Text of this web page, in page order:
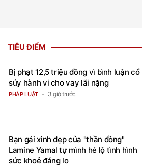
TIÊU ĐIỂM
Bị phạt 12,5 triệu đồng vì bình luận cổ
súy hành vi cho vay lãi nặng
PHÁP LUẬT 3 giờ trước
Bạn gái xinh đẹp của "thần đồng"
Lamine Yamal tự mình hé lộ tình hình
sức khoẻ đáng lo